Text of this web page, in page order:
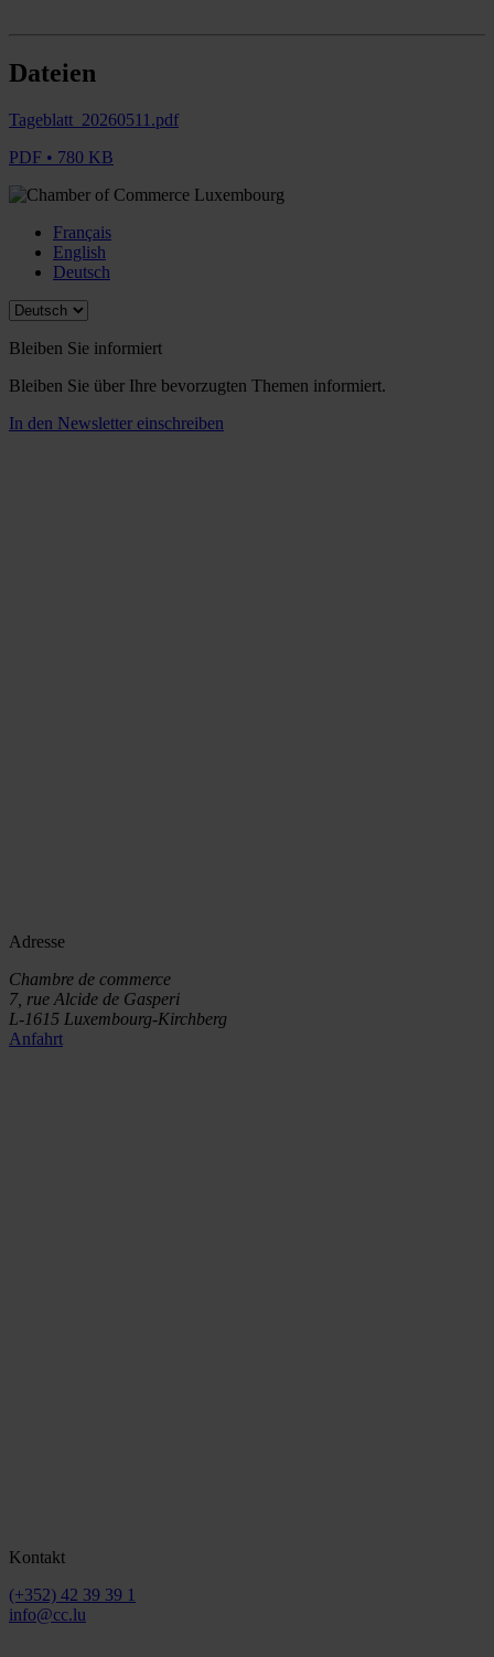
Dateien
Tageblatt_20260511.pdf
PDF • 780 KB
Français
English
Deutsch
Bleiben Sie informiert
Bleiben Sie über Ihre bevorzugten Themen informiert.
In den Newsletter einschreiben
Adresse
Chambre de commerce
7, rue Alcide de Gasperi
L-1615 Luxembourg-Kirchberg
Anfahrt
Kontakt
(+352) 42 39 39 1
info@cc.lu